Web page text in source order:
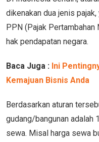
dikenakan dua jenis
PPN (Pajak Pertambahan
hak pendapatan negara.
Baca Juga : Ini
Kemajuan Bisnis Anda
Berdasarkan aturan
gudang/bangunan adalah
sewa. Misal harga sewa